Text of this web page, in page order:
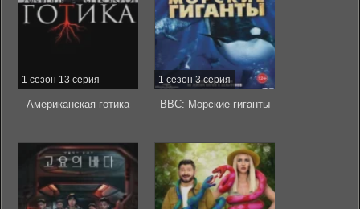
1 сезон 13 серия
Американская готика
1 сезон 3 серия
BBC: Морские гиганты